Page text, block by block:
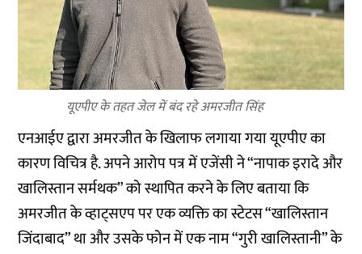
यूएपीए के तहत जेल में बंद रहे अमरजीत सिंह
एनआईए द्वारा अमरजीत के खिलाफ लगाया गया यूएपीए का
कारण विचित्र है. अपने आरोप पत्र में एजेंसी ने “नापाक इरादे और
खालिस्तान सर्मथक” को स्थापित करने के लिए बताया कि
अमरजीत के व्हाट्सएप पर एक व्यक्ति का स्टेटस “खालिस्तान
जिंदाबाद” था और उसके फोन में एक नाम “गुरी खालिस्तानी” के